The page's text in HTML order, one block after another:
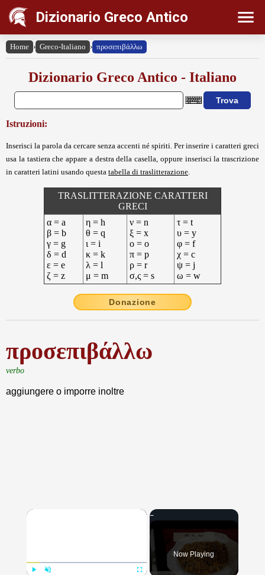
Dizionario Greco Antico
Home › Greco-Italiano › προσεπιβάλλω
Dizionario Greco Antico - Italiano
Istruzioni:
Inserisci la parola da cercare senza accenti né spiriti. Per inserire i caratteri greci
usa la tastiera che appare a destra della casella, oppure inserisci la trascrizione
in caratteri latini usando questa tabella di traslitterazione
TRASLITTERAZIONE CARATTERI
GRECI
α = a
β = b
γ = g
δ = d
ε = e
ζ = z
η = h
θ = q
ι = i
κ = k
λ = l
μ = m
ν = n
ξ = x
ο = o
π = p
ρ = r
σ,ς = s
τ = t
υ = y
φ = f
χ = c
ψ = j
ω = w
Donazione
προσεπιβάλλω
verbo
aggiungere o imporre inoltre
×
Now Playing